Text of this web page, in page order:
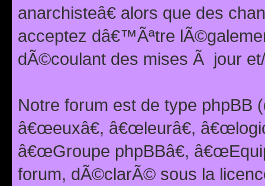
anarchisteâ€ alors que des
acceptez dâ€™Ãªtre
dÃ©coulant des mises Ã jour
Notre forum est de type phpBB
â€œeuxâ€, â€œleurâ€,
â€œGroupe phpBBâ€,
forum, dÃ©clarÃ© sous la